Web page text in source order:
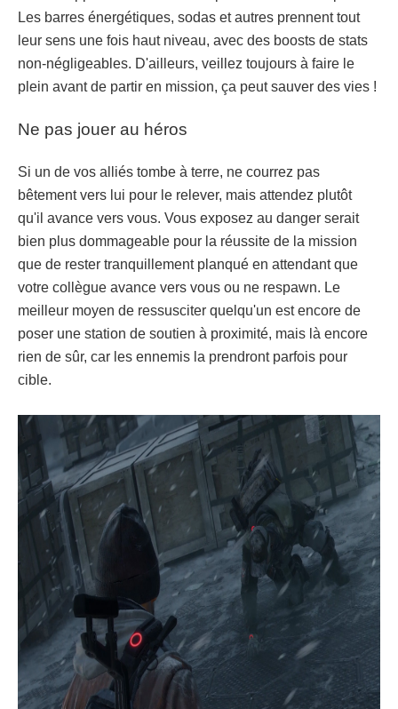
Les barres énergétiques, sodas et autres prennent tout
leur sens une fois haut niveau, avec des boosts de stats
non-négligeables. D'ailleurs, veillez toujours à faire le
plein avant de partir en mission, ça peut sauver des vies !
Ne pas jouer au héros
Si un de vos alliés tombe à terre, ne courrez pas
bêtement vers lui pour le relever, mais attendez plutôt
qu'il avance vers vous. Vous exposez au danger serait
bien plus dommageable pour la réussite de la mission
que de rester tranquillement planqué en attendant que
votre collègue avance vers vous ou ne respawn. Le
meilleur moyen de ressusciter quelqu'un est encore de
poser une station de soutien à proximité, mais là encore
rien de sûr, car les ennemis la prendront parfois pour
cible.